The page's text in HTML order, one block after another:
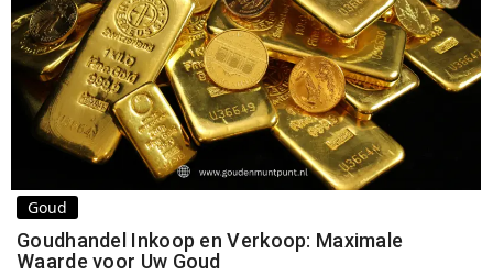
Goud
Goudhandel Inkoop en Verkoop: Maximale
Waarde voor Uw Goud